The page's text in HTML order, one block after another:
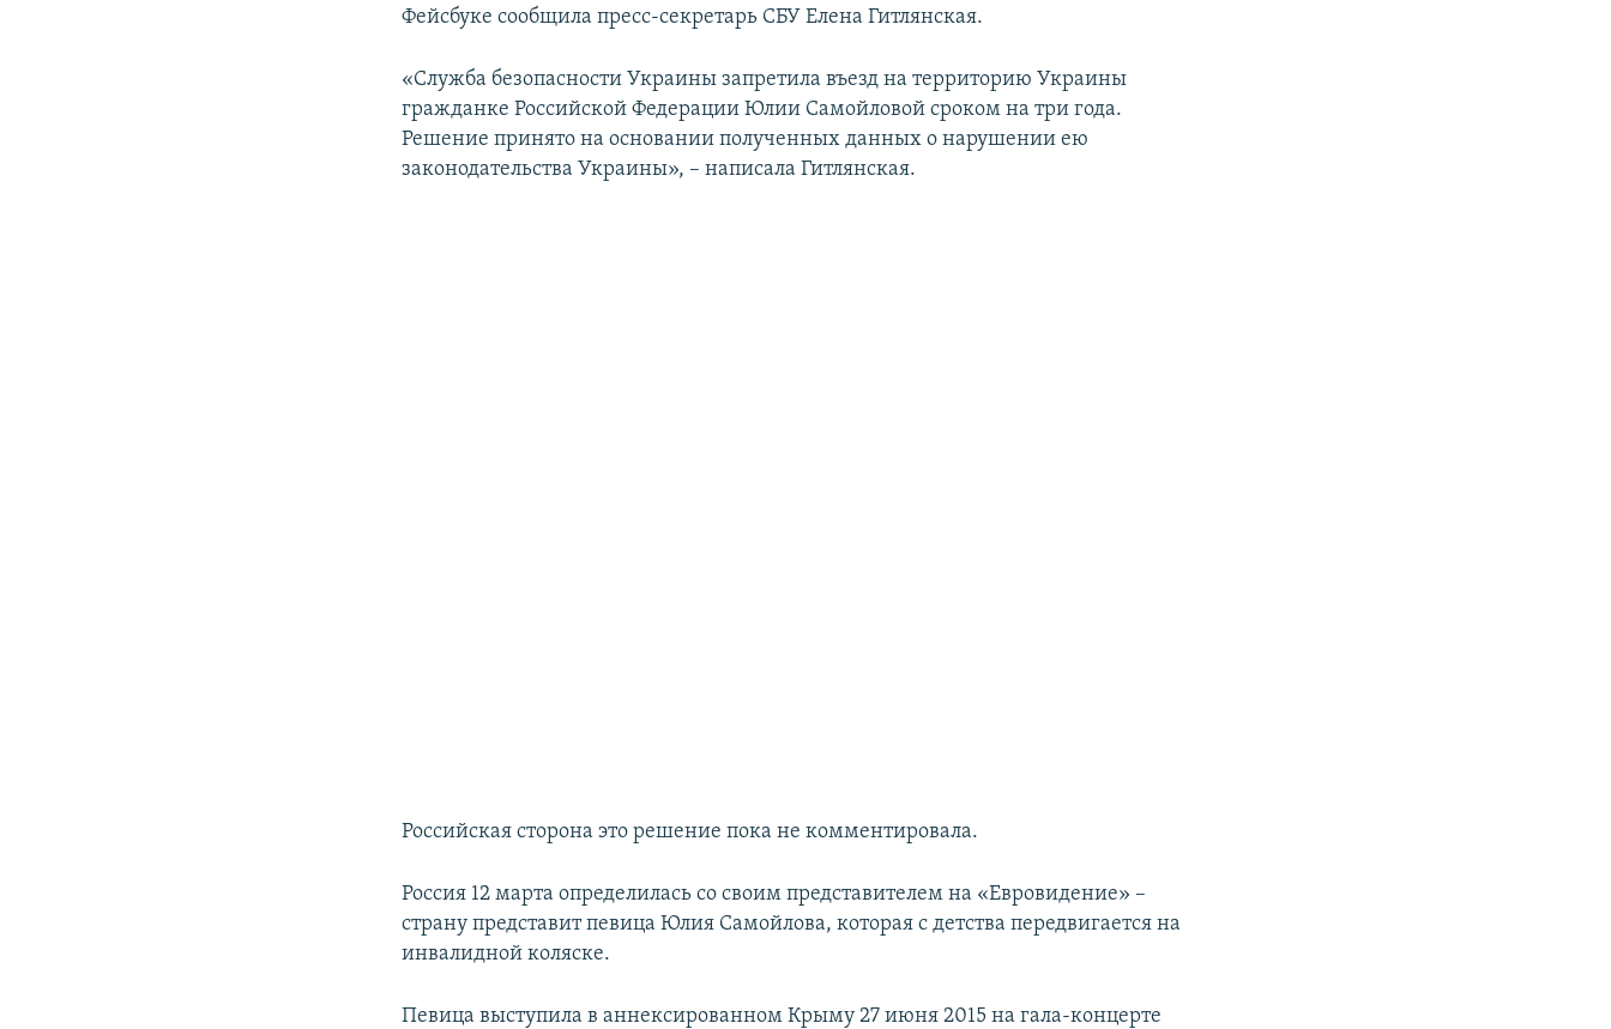
Фейсбуке сообщила пресс-секретарь СБУ Елена Гитлянская.
«Служба безопасности Украины запретила въезд на территорию Украины
гражданке Российской Федерации Юлии Самойловой сроком на три года.
Решение принято на основании полученных данных о нарушении ею
законодательства Украины», – написала Гитлянская.
Российская сторона это решение пока не комментировала.
Россия 12 марта определилась со своим представителем на «Евровидение» –
страну представит певица Юлия Самойлова, которая с детства передвигается на
инвалидной коляске.
Певица выступила в аннексированном Крыму 27 июня 2015 на гала-концерте